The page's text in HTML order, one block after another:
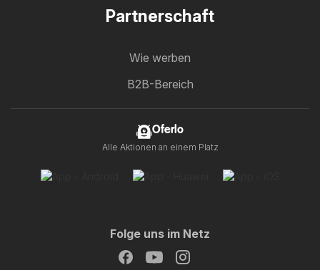
Partnerschaft
Wie werben
B2B-Bereich
Oferlo
Alle Aktionen an einem Platz
Folge uns im Netz